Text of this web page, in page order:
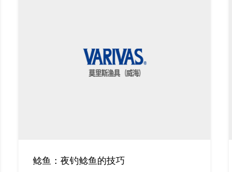
鲶鱼：夜钓鲶鱼的技巧